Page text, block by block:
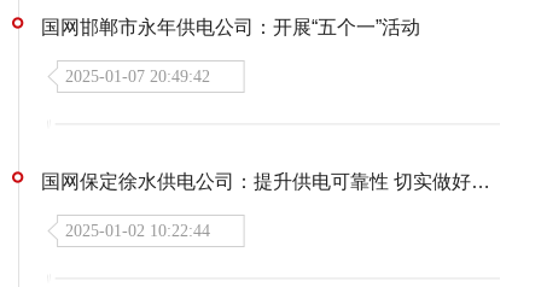
国网邯郸市永年供电公司：开展“五个一”活动
2025-01-07 20:49:42
国网保定徐水供电公司：提升供电可靠性 切实做好电力保供
2025-01-02 10:22:44